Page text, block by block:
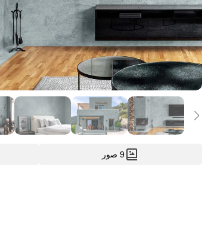
9 صور